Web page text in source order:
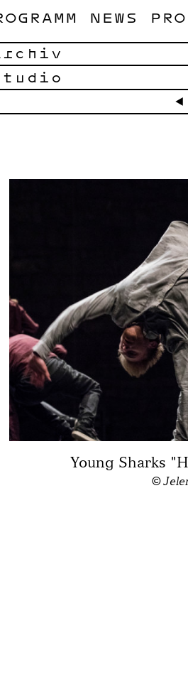
NEWS
Young Sharks
©